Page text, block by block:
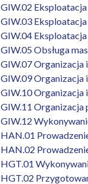
GIW.02
GIW.03
GIW.04
GIW.05 Obsługa
GIW.07 Organizacja
GIW.09 Organizacja
GIW.10 Organizacja
GIW.11 Organizacja
GIW.12
HAN.01
HAN.02
HGT.01
HGT.02